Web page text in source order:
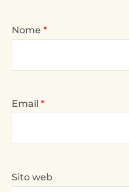
Nome *
Email *
Sito web